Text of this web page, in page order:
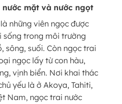
mặt và nước ngọt
những viên ngọc được
sống trong môi trường
sông, suối. Còn ngọc trai
ngọc lấy từ con hàu,
vịnh biển. Nơi khai thác
yếu là ở Akoya, Tahiti,
Nam, ngọc trai nước